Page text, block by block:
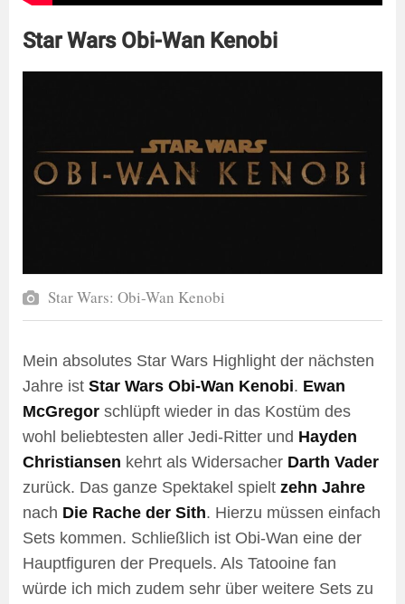
Star Wars Obi-Wan Kenobi
Star Wars: Obi-Wan Kenobi
Mein absolutes Star Wars Highlight der nächsten
Jahre ist Star Wars Obi-Wan Kenobi. Ewan
McGregor schlüpft wieder in das Kostüm des
wohl beliebtesten aller Jedi-Ritter und Hayden
Christiansen kehrt als Widersacher Darth Vader
zurück. Das ganze Spektakel spielt zehn Jahre
nach Die Rache der Sith. Hierzu müssen einfach
Sets kommen. Schließlich ist Obi-Wan eine der
Hauptfiguren der Prequels. Als Tatooine fan
würde ich mich zudem sehr über weitere Sets zu